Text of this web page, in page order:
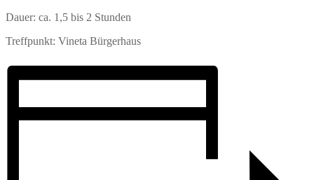
Dauer: ca. 1,5 bis 2 Stunden
Treffpunkt: Vineta Bürgerhaus